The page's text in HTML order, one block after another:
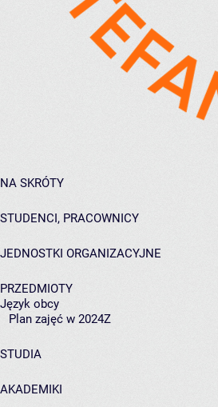
NA SKRÓTY
STUDENCI, PRACOWNICY
JEDNOSTKI ORGANIZACYJNE
PRZEDMIOTY
Język obcy
Plan zajęć w 2024Z
STUDIA
AKADEMIKI